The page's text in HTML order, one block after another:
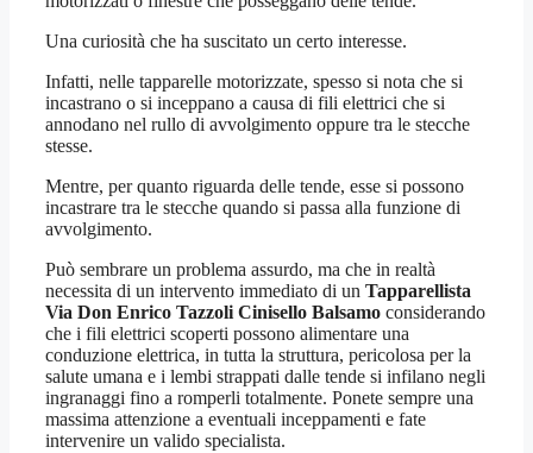
Una curiosità che ha suscitato un certo interesse.
Infatti, nelle tapparelle motorizzate, spesso si nota che si
incastrano o si inceppano a causa di fili elettrici che si
annodano nel rullo di avvolgimento oppure tra le stecche
stesse.
Mentre, per quanto riguarda delle tende, esse si possono
incastrare tra le stecche quando si passa alla funzione di
avvolgimento.
Può sembrare un problema assurdo, ma che in realtà
necessita di un intervento immediato di un Tapparellista
Via Don Enrico Tazzoli Cinisello Balsamo considerando
che i fili elettrici scoperti possono alimentare una
conduzione elettrica, in tutta la struttura, pericolosa per la
salute umana e i lembi strappati dalle tende si infilano negli
ingranaggi fino a romperli totalmente. Ponete sempre una
massima attenzione a eventuali inceppamenti e fate
intervenire un valido specialista.